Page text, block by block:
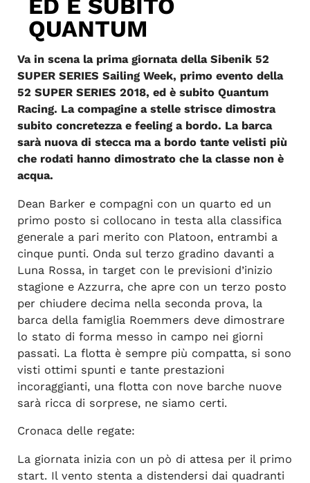
ED È SUBITO
QUANTUM
Va in scena la prima giornata della Sibenik 52
SUPER SERIES Sailing Week, primo evento della
52 SUPER SERIES 2018, ed è subito Quantum
Racing. La compagine a stelle strisce dimostra
subito concretezza e feeling a bordo. La barca
sarà nuova di stecca ma a bordo tante velisti più
che rodati hanno dimostrato che la classe non è
acqua.
Dean Barker e compagni con un quarto ed un
primo posto si collocano in testa alla classifica
generale a pari merito con Platoon, entrambi a
cinque punti. Onda sul terzo gradino davanti a
Luna Rossa, in target con le previsioni d’inizio
stagione e Azzurra, che apre con un terzo posto
per chiudere decima nella seconda prova, la
barca della famiglia Roemmers deve dimostrare
lo stato di forma messo in campo nei giorni
passati. La flotta è sempre più compatta, si sono
visti ottimi spunti e tante prestazioni
incoraggianti, una flotta con nove barche nuove
sarà ricca di sorprese, ne siamo certi.
Cronaca delle regate:
La giornata inizia con un pò di attesa per il primo
start. Il vento stenta a distendersi dai quadranti